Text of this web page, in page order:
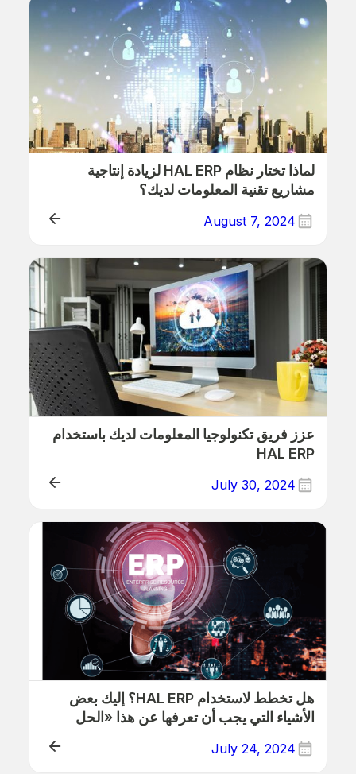
لماذا تختار نظام HAL ERP لزيادة إنتاجية
مشاريع تقنية المعلومات لديك؟
August 7, 2024
ذلك
عزز فريق تكنولوجيا المعلومات لديك باستخدام
HAL ERP
July 30, 2024
ذلك
هل تخطط لاستخدام HAL ERP؟ إليك بعض
الأشياء التي يجب أن تعرفها عن هذا «الحل
July 24, 2024